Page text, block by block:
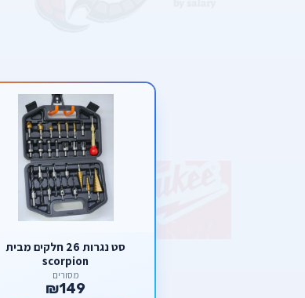
סט נגרות 26 חלקים מבית
scorpion
מסורים
₪149